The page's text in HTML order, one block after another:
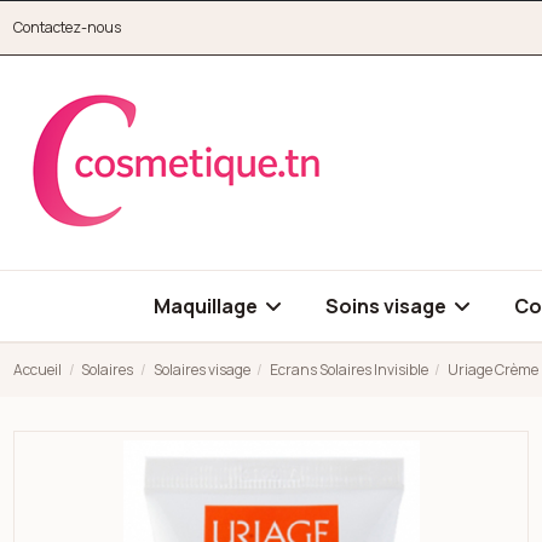
Contactez-nous
Maquillage Soins visage
Accueil Solaires Solaires visage Ecrans Solaires Invisible Uriage